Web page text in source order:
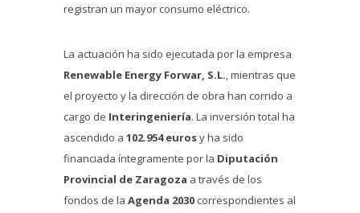
registran un mayor consumo eléctrico.
La actuación ha sido ejecutada por la empresa
Renewable Energy Forwar, S.L., mientras que
el proyecto y la dirección de obra han corrido a
cargo de Interingeniería. La inversión total ha
ascendido a 102.954 eurosy ha sido
financiada íntegramente por la Diputación
Provincial de Zaragoza a través de los
fondos de la Agenda 2030 correspondientes al